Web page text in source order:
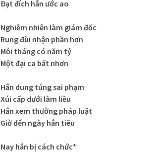
Đạt đích hắn ước ao
Nghiễm nhiên làm giám đốc
Rung đùi nhận phần hơn
Mỗi tháng có năm tỷ
Một đại ca bất nhơn
Hắn dung túng sai phạm
Xúi cấp dưới làm liều
Hắn xem thường pháp luật
Giờ đến ngày hắn tiêu
Nay hắn bị cách chức*